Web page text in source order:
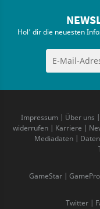
Hol' dir die neuesten
Impressum| Über uns |
widerrufen | Karriere |
Mediadaten|
GameStar | GamePro
Twitter |